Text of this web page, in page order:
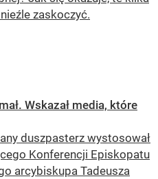
zaskoczyć.
Wskazał media, które
duszpasterz wystosował
Konferencji Episkopatu
arcybiskupa Tadeusza